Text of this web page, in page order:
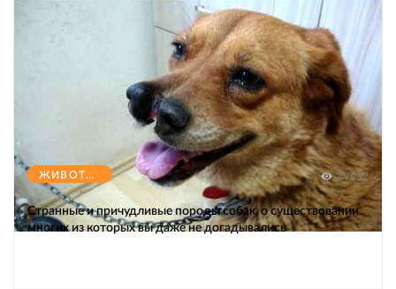
ЖИВОТНЫЕ 47532
Странные и причудливые породы собак, о существовании
многих из которых вы даже не догадывались